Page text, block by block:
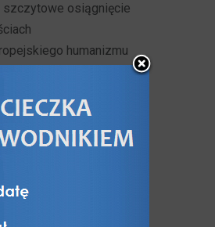
szczytowe osiągnięcie
humanizmu
dzieł renesansowych
Było metaforą
wyżej niż władz
mieszczanie,